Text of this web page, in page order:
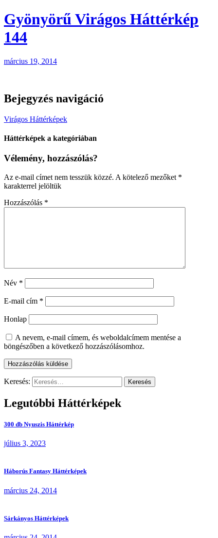
Gyönyörű Virágos Háttérkép
144
március 19, 2014
Bejegyzés navigáció
Virágos Háttérképek
Háttérképek a kategóriában
Vélemény, hozzászólás?
Az e-mail címet nem tesszük közzé. A kötelező mezőket *
karakterrel jelöltük
Hozzászólás *
Név *
E-mail cím *
Honlap
A nevem, e-mail címem, és weboldalcímem mentése a
böngészőben a következő hozzászólásomhoz.
Keresés:
Legutóbbi Háttérképek
300 db Nyuszis Háttérkép
július 3, 2023
Háborús Fantasy Háttérképek
március 24, 2014
Sárkányos Háttérképek